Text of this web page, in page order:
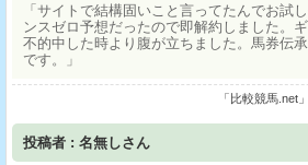
「サイトで結構固いこと言ってたんでお試
ンスゼロ予想だったので即解約しました。
不的中した時より腹が立ちました。馬券伝
です。」
「比較競馬.net
投稿者 : 名無しさん